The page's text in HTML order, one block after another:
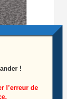
!
l’erreur de